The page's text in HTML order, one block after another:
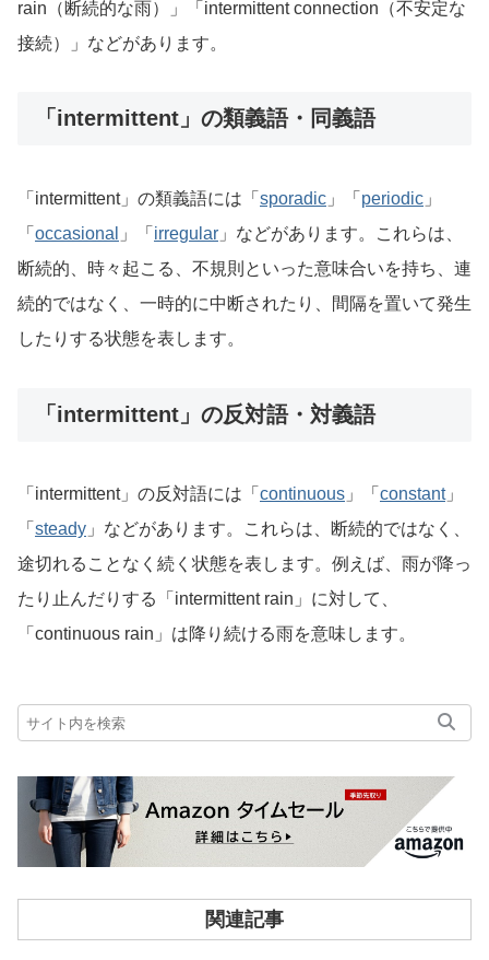
rain（断続的な雨）」「intermittent connection（不安定な
接続）」などがあります。
「intermittent」の類義語・同義語
「intermittent」の類義語には「 sporadic 」「 periodic 」
「 occasional 」「 irregular 」などがあります。これらは、
断続的、時々起こる、不規則といった意味合いを持ち、連
続的ではなく、一時的に中断されたり、間隔を置いて発生
したりする状態を表します。
「intermittent」の反対語・対義語
「intermittent」の反対語には「 continuous 」「 constant」
「 steady 」などがあります。これらは、断続的ではなく、
途切れることなく続く状態を表します。例えば、雨が降っ
たり止んだりする「intermittent rain」に対して、
「continuous rain」は降り続ける雨を意味します。
関連記事